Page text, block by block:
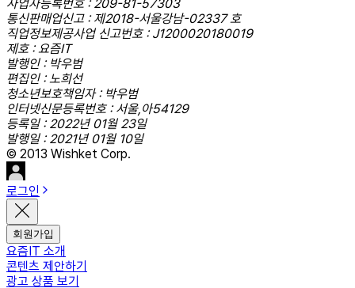
사업자등록번호 : 209-81-57303
통신판매업신고 : 제2018-서울강남-02337 호
직업정보제공사업 신고번호 : J1200020180019
제호 : 요즘IT
발행인 : 박우범
편집인 : 노희선
청소년보호책임자 : 박우범
인터넷신문등록번호 : 서울,아54129
등록일 : 2022년 01월 23일
발행일 : 2021년 01월 10일
© 2013 Wishket Corp.
로그인
회원가입
요즘IT 소개
콘텐츠 제안하기
광고 상품 보기